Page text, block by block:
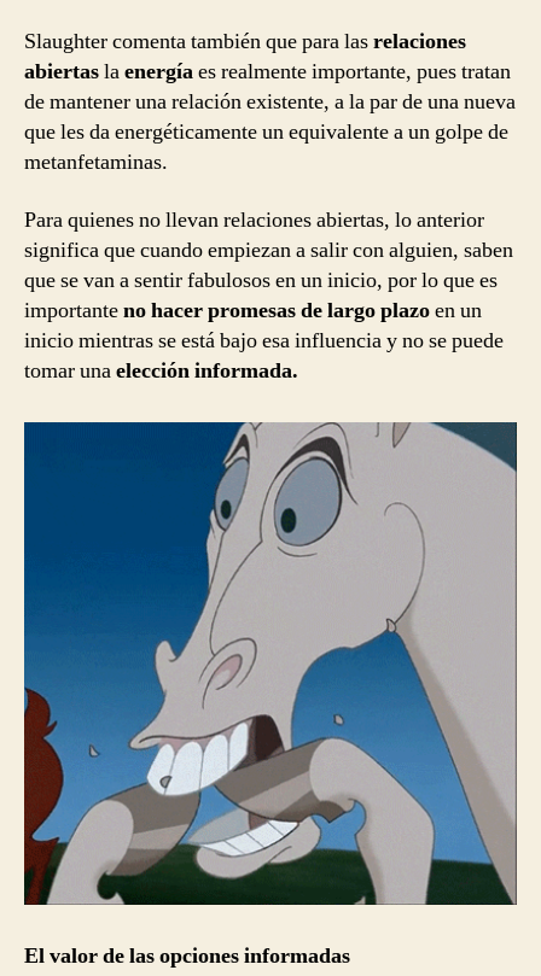
Slaughter comenta también que para lasrelaciones
abiertaslaenergíaes realmente importante, pues tratan
de mantener una relación existente, a la par de una nueva
que les da energéticamente un equivalente a un golpe de
metanfetaminas.
Para quienes no llevan relaciones abiertas, lo anterior
significa que cuando empiezan a salir con alguien, saben
que se van a sentir fabulosos en un inicio, por lo que es
importanteno hacer promesas de largo plazoen un
inicio mientras se está bajo esa influencia y no se puede
tomar unaelección informada.
El valor de las opciones informadas